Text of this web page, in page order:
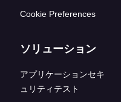
Cookie Preferences
ソリューション
アプリケーションセキ
ュリティテスト